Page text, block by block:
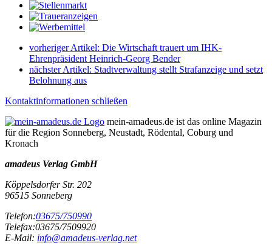
vorheriger Artikel: Die Wirtschaft trauert um IHK-
Ehrenpräsident Heinrich-Georg Bender
nächster Artikel: Stadtverwaltung stellt Strafanzeige und setzt
Belohnung aus
Kontaktinformationen schließen
mein-amadeus.de ist das online Magazin
für die Region Sonneberg, Neustadt, Rödental, Coburg und
Kronach
amadeus Verlag GmbH
Köppelsdorfer Str. 202
96515 Sonneberg
Telefon:03675/750990
Telefax:03675/7509920
E-Mail: info@amadeus-verlag.net